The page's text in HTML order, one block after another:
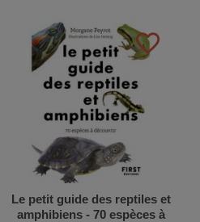
favorite_border
Le petit guide des reptiles et
amphibiens - 70 espèces à